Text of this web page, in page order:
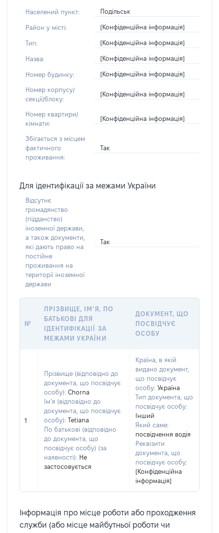
Населений пункт: Подільськ
Район у місті: [Конфіденційна інформація]
Тип: [Конфіденційна інформація]
Назва: [Конфіденційна інформація]
Номер будинку: [Конфіденційна інформація]
Номер корпусу/
секції/блоку:
[Конфіденційна інформація]
Номер квартири/
кімнати:
[Конфіденційна інформація]
Збігається з місцем
фактичного
проживання:
Так
Для ідентифікації за межами України
Відсутнє
громадянство
(підданство)
іноземної держави,
а також документи,
які дають право на
постійне
проживання на
території іноземної
держави
Так
№
ПРІЗВИЩЕ, ІМ’Я, ПО
БАТЬКОВІ ДЛЯ
ІДЕНТИФІКАЦІЇ ЗА
МЕЖАМИ УКРАЇНИ
ДОКУМЕНТ, ЩО
ПОСВІДЧУЄ
ОСОБУ
1
Прізвище (відповідно до
документа, що посвідчує
особу): Chorna
Ім’я (відповідно до
документа, що посвідчує
особу): Tetiana
По батькові (відповідно
до документа, що
посвідчує особу) (за
наявності): Не
застосовується
Країна, в якій
видано документ,
що посвідчує
особу: Україна
Тип документа, що
посвідчує особу:
Інший
Який саме:
посвідчення водія
Реквізити
документа, що
посвідчує особу:
[Конфіденційна
інформація]
Інформація про місце роботи або проходження
служби (або місце майбутньої роботи чи